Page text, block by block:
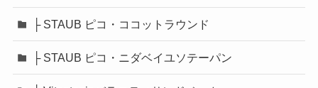
├ STAUB ピコ・ココットラウンド
├ STAUB ピコ・ニダベイユソテーパン